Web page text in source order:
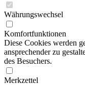
Währungswechsel
Komfortfunktionen
Diese Cookies werden
ansprechender zu
des Besuchers.
Merkzettel